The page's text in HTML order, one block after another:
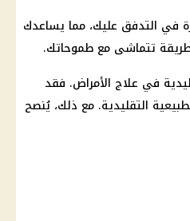
في التدفق عليك، مما يساعدك
تتماشى مع طموحاتك.
في علاج الأمراض. فقد
التقليدية. مع ذلك، يُنصح